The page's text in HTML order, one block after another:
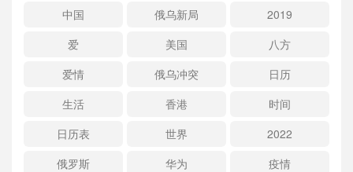
中国 俄乌新局
2019
爱
美国
八方
爱情
俄乌冲突
日历
生活
香港
时间
日历表
世界
2022
俄罗斯
华为
疫情